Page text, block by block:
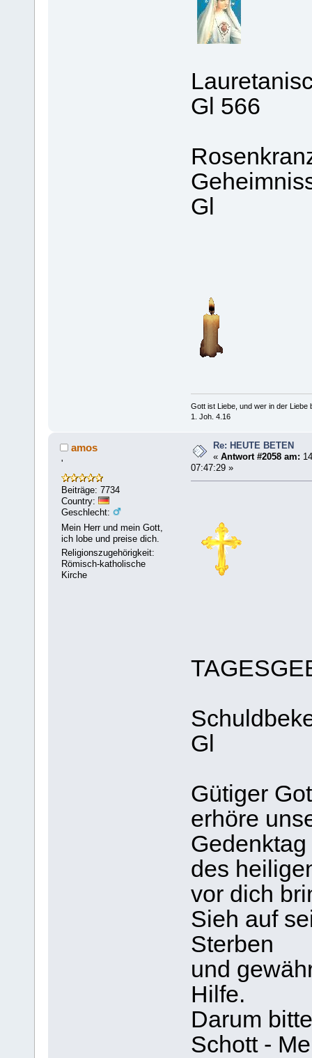
Gl 566
Gl
Gott ist Liebe, und wer in der Liebe
1. Joh. 4.16
amos
'
Beiträge: 7734
Country:
Geschlecht:
Mein Herr und mein Gott,
ich lobe und preise dich.
Religionszugehörigkeit:
Römisch-katholische
Kirche
Re: HEUTE BETEN
«Antwort #2058 am:
07:47:29 »
Gl
Gütiger
erhöre
Gedenktag
des
vor dich
Sieh auf
Sterben
und
Hilfe.
Darum
Schott -